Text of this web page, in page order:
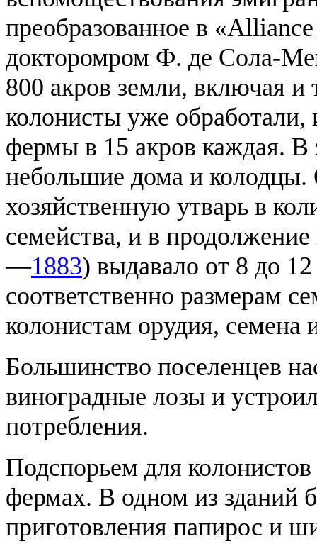
преобразованное в
докторомром Ф. де Сола-
800 акров земли, включая и
колонисты уже обработали,
фермы в 15 акров каждая.
небольшие дома и колодцы.
хозяйственную утварь в
семейства, и в
—1883) выдавало от 8 до
соответственно размерам
колонистам орудия, семена
Большинство поселенцев
виноградные лозы и
потребления.
Подспорьем для
фермах. В одном из зданий
приготовления папирос и